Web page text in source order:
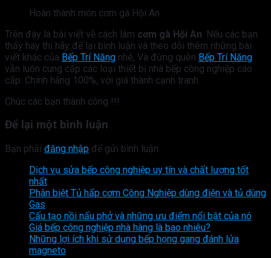
Hoàn thành món cơm gà Hội An
Trên đây là bài viết về cách làm cơm gà Hội An . Nếu các bạn
thấy hay thì hãy để lại bình luận và theo dõi thêm những bài
viết khác của Bếp Trí Năng nhé, Và đừng quên Bếp Trí Năng
vẫn luôn cung cấp các loại thiết bị nhà bếp công nghiệp cao
cấp. Chính hãng 100%, với giá thành cạnh tranh.
Chúc các bạn thành công !!!
Để lại một bình luận
Bạn phải đăng nhập để gửi bình luận.
Dịch vụ sửa bếp công nghiệp uy tín và chất lượng tốt
nhất
Phân biệt Tủ hấp cơm Công Nghiệp dùng điện và tủ dùng
Gas
Cấu tạo nồi nấu phở và những ưu điểm nổi bật của nó
Giá bếp công nghiệp nhà hàng là bao nhiêu?
Những lợi ích khi sử dụng bếp họng gang đánh lửa
magneto